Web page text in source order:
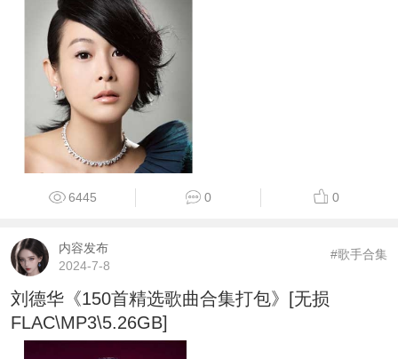
6445 0 0
内容发布
2024-7-8
#歌手合集
刘德华《150首精选歌曲合集打包》[无损
FLAC\MP3\5.26GB]